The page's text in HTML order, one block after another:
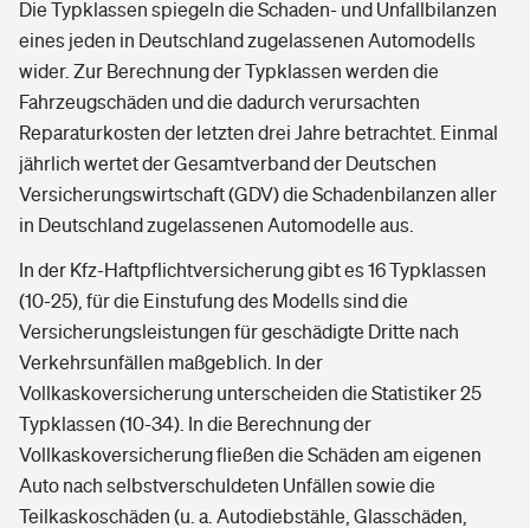
Die Typklassen spiegeln die Schaden- und Unfallbilanzen
eines jeden in Deutschland zugelassenen Automodells
wider. Zur Berechnung der Typklassen werden die
Fahrzeugschäden und die dadurch verursachten
Reparaturkosten der letzten drei Jahre betrachtet. Einmal
jährlich wertet der Gesamtverband der Deutschen
Versicherungswirtschaft (GDV) die Schadenbilanzen aller
in Deutschland zugelassenen Automodelle aus.
In der Kfz-Haftpflichtversicherung gibt es 16 Typklassen
(10-25), für die Einstufung des Modells sind die
Versicherungsleistungen für geschädigte Dritte nach
Verkehrsunfällen maßgeblich. In der
Vollkaskoversicherung unterscheiden die Statistiker 25
Typklassen (10-34). In die Berechnung der
Vollkaskoversicherung fließen die Schäden am eigenen
Auto nach selbstverschuldeten Unfällen sowie die
Teilkaskoschäden (u. a. Autodiebstähle, Glasschäden,